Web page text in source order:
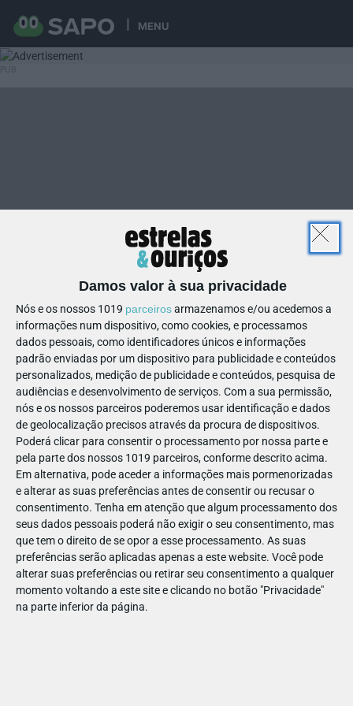
Damos valor à sua privacidade
Nós e os nossos 1019 parceirosarmazenamos e/ou acedemos a
informações num dispositivo, como cookies, e processamos
dados pessoais, como identificadores únicos e informações
padrão enviadas por um dispositivo para publicidade e conteúdos
personalizados, medição de publicidade e conteúdos, pesquisa de
audiências e desenvolvimento de serviços. Com a sua permissão,
nós e os nossos parceiros poderemos usar identificação e dados
de geolocalização precisos através da procura de dispositivos.
Poderá clicar para consentir o processamento por nossa parte e
pela parte dos nossos 1019 parceiros, conforme descrito acima.
Em alternativa, pode aceder a informações mais pormenorizadas
e alterar as suas preferências antes de consentir ou recusar o
consentimento. Tenha em atenção que algum processamento dos
seus dados pessoais poderá não exigir o seu consentimento, mas
que tem o direito de se opor a esse processamento. As suas
preferências serão aplicadas apenas a este website. Você pode
alterar suas preferências ou retirar seu consentimento a qualquer
momento voltando a este site e clicando no botão "Privacidade"
na parte inferior da página.
MENU
23
8741139620375